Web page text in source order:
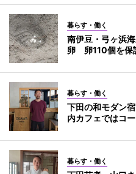
暮らす・働く
南伊豆・弓ヶ浜
卵 卵110個を保
暮らす・働く
下田の和モダン
内カフェではコ
暮らす・働く